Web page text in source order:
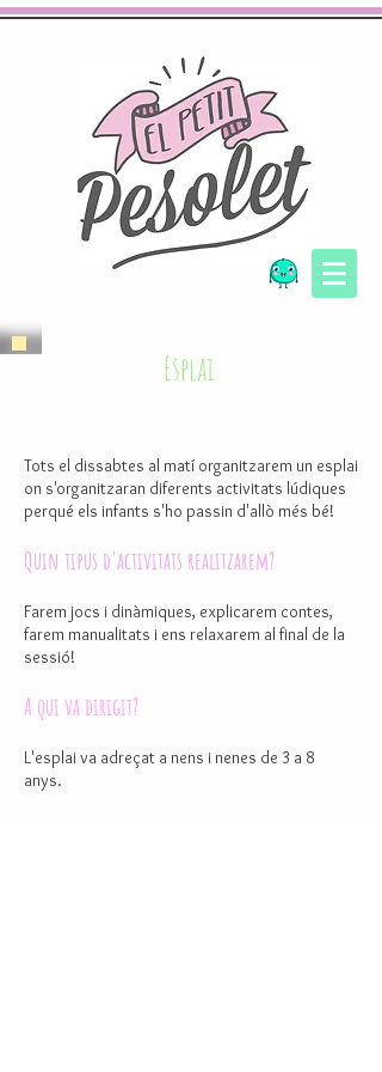
Esplai
Tots el dissabtes al matí organitzarem un esplai
on s'organitzaran diferents activitats lúdiques
perqué els infants s'ho passin d'allò més bé!
Quin tipus d'activitats realitzarem?
Farem jocs i dinàmiques, explicarem contes,
farem manualitats i ens relaxarem al final de la
sessió!
A qui va dirigit?
L'esplai va adreçat a nens i nenes de 3 a 8
anys.